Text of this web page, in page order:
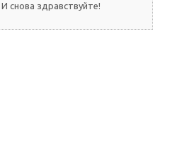
И снова здравствуйте!